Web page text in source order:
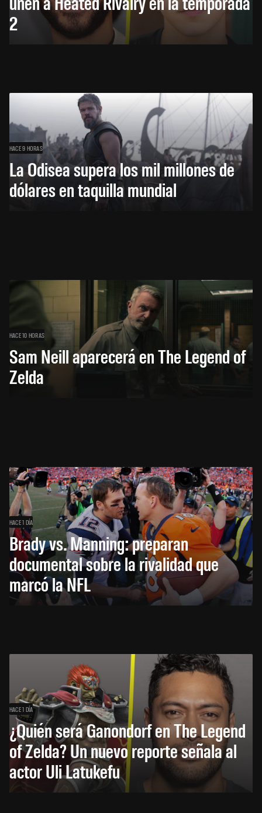
2
HACE 9 HORAS
La Odisea supera los mil millones de
dólares en taquilla mundial
HACE 10 HORAS
Sam Neill aparecerá en The Legend of
Zelda
HACE 1 DÍA
Brady vs. Manning: preparan
documental sobre la rivalidad que
marcó la NFL
HACE 1 DÍA
¿Quién será Ganondorf en The Legend
of Zelda? Un nuevo reporte señala al
actor Uli Latukefu